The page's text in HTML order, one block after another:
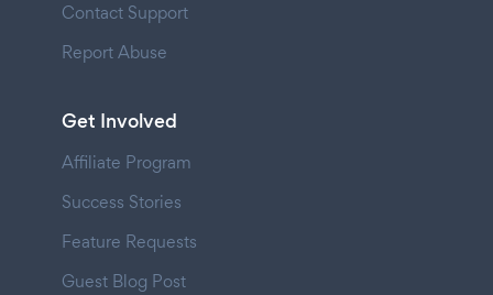
Contact Support
Report Abuse
Get Involved
Affiliate Program
Success Stories
Feature Requests
Guest Blog Post